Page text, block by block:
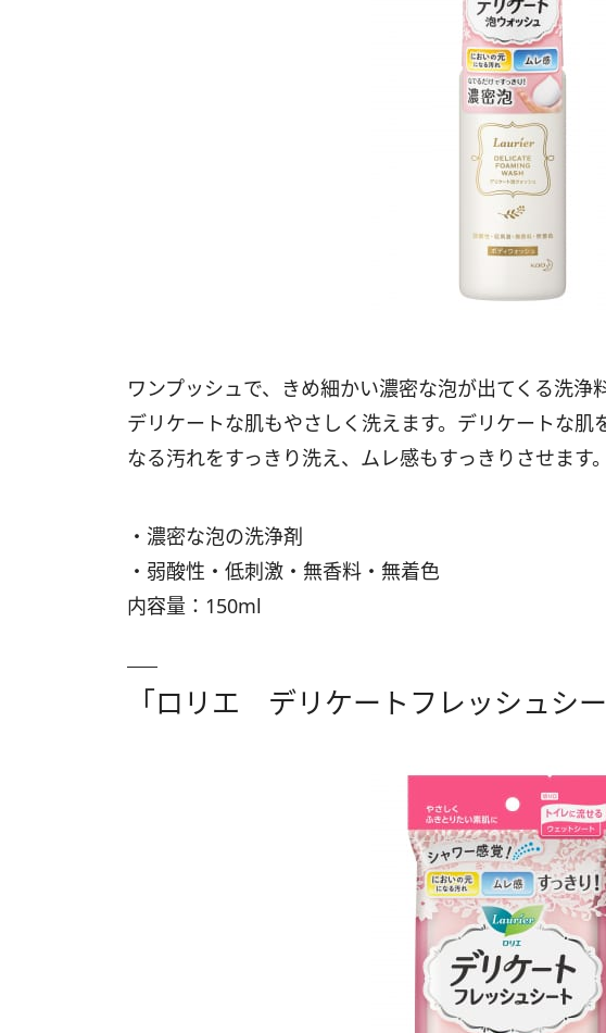
ワンプッシュで、きめ細かい濃密な泡が出てくる洗浄
デリケートな肌もやさしく洗えます。デリケートな
なる汚れをすっきり洗え、ムレ感もすっきりさせます。
・濃密な泡の洗浄剤
・弱酸性・低刺激・無香料・無着色
内容量：150ml
「ロリエ デリケートフレッシュシー